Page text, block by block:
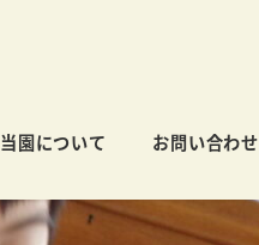
当園について お問い合わせ